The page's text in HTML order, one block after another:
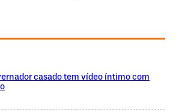
casado tem vídeo íntimo com